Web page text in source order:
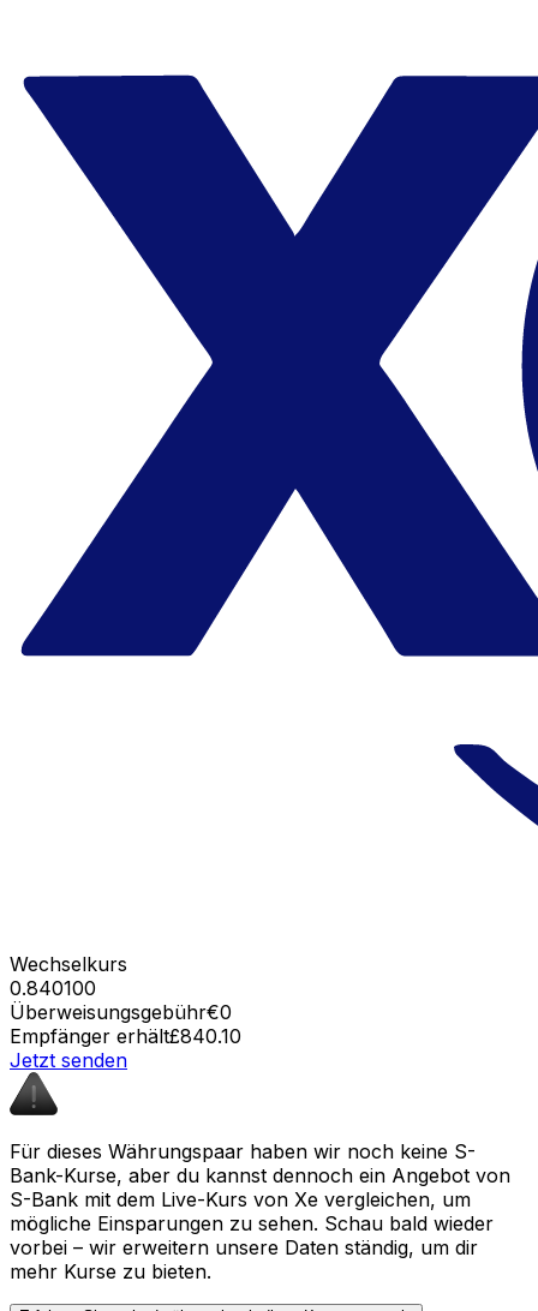
Wechselkurs
0.840100
Überweisungsgebühr€0
Empfänger erhält£840.10
Jetzt senden
Für dieses Währungspaar haben wir noch keine S-
Bank-Kurse, aber du kannst dennoch ein Angebot von
S-Bank mit dem Live-Kurs von Xe vergleichen, um
mögliche Einsparungen zu sehen. Schau bald wieder
vorbei – wir erweitern unsere Daten ständig, um dir
mehr Kurse zu bieten.